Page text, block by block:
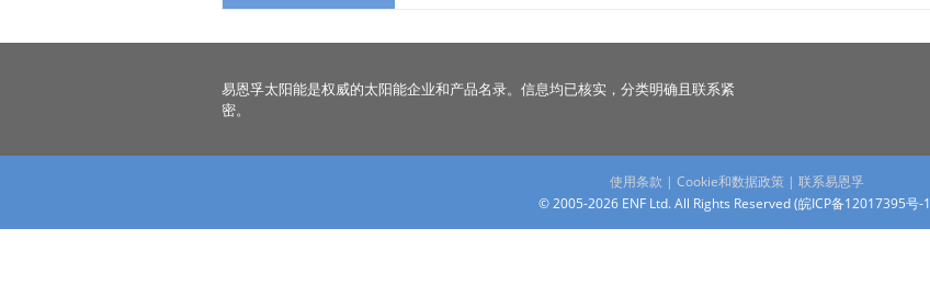
易恩孚太阳能是权威的太阳能企业和产品名录。信息均已核实，分类明确且联系紧
密。
使用条款 | Cookie和数据政策 | 联系易恩孚
© 2005-2026 ENF Ltd. All Rights Reserved (皖ICP备12017395号-1